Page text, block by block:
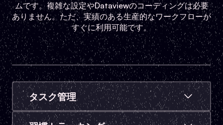
ムです。複雑な設定やDataviewのコーディングは必要
ありません。ただ、実績のある生産的なワークフローが
すぐに利用可能です。
タスク管理
クイックコマンド、構造化されたビュー、期限、リ
マインダー、プロジェクトにリンクされたタスクを